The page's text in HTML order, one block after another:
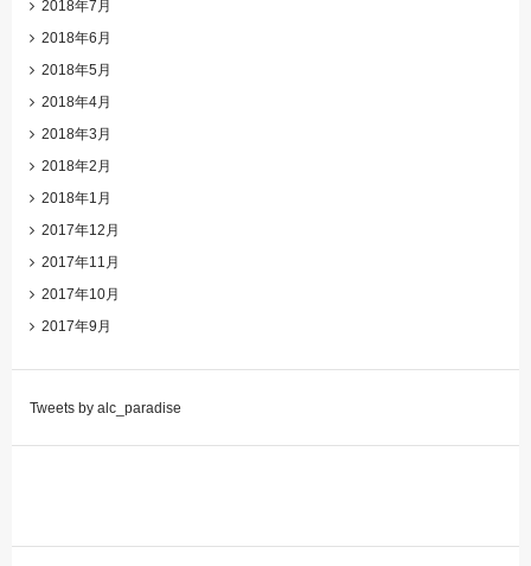
2018年7月
2018年6月
2018年5月
2018年4月
2018年3月
2018年2月
2018年1月
2017年12月
2017年11月
2017年10月
2017年9月
Tweets by alc_paradise